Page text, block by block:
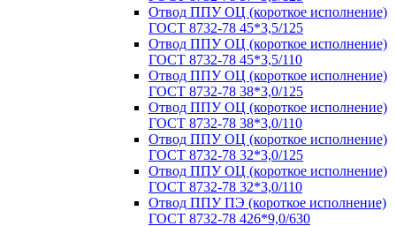
Отвод ППУ ОЦ (короткое исполнение)
ГОСТ 8732-78 45*3,5/125
Отвод ППУ ОЦ (короткое исполнение)
ГОСТ 8732-78 45*3,5/110
Отвод ППУ ОЦ (короткое исполнение)
ГОСТ 8732-78 38*3,0/125
Отвод ППУ ОЦ (короткое исполнение)
ГОСТ 8732-78 38*3,0/110
Отвод ППУ ОЦ (короткое исполнение)
ГОСТ 8732-78 32*3,0/125
Отвод ППУ ОЦ (короткое исполнение)
ГОСТ 8732-78 32*3,0/110
Отвод ППУ ПЭ (короткое исполнение)
ГОСТ 8732-78 426*9,0/630